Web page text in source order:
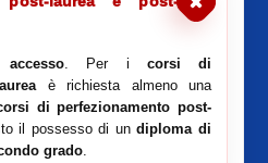
. Per i corsi di
è richiesta almeno una
di perfezionamento post-
il possesso di undiploma di
grado.